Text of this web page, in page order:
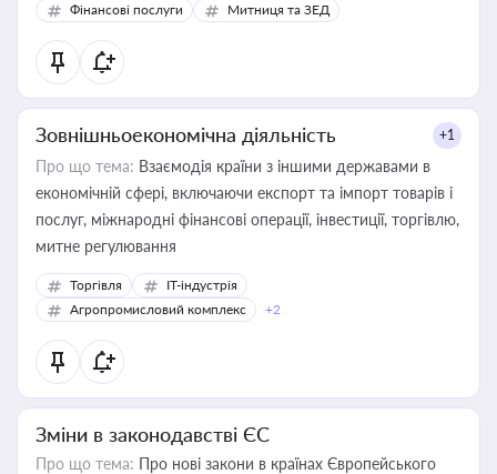
Фінансові послуги Митниця та ЗЕД
Зовнішньоекономічна діяльність +1
Про що тема: Взаємодія країни з іншими державами в
економічній сфері, включаючи експорт та імпорт товарів і
послуг, міжнародні фінансові операції, інвестиції, торгівлю,
митне регулювання
Торгівля
IT-індустрія
Агропромисловий комплекс
+2
Зміни в законодавстві ЄС
Про що тема: Про нові закони в країнах Європейського